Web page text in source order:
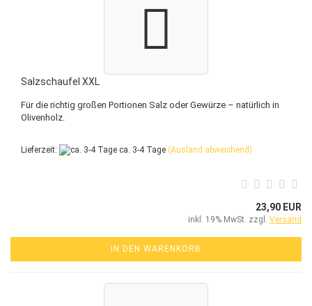
Salzschaufel XXL
Für die richtig großen Portionen Salz oder Gewürze – natürlich in
Olivenholz.
Lieferzeit: ca. 3-4 Tage (Ausland abweichend)
23,90 EUR
inkl. 19% MwSt. zzgl. Versand
IN DEN WARENKORB